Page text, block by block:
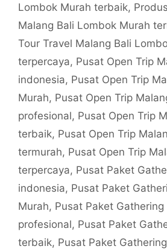
Lombok Murah terbaik,
Malang Bali Lombok Murah
Tour Travel Malang Bali
terpercaya, Pusat Open Trip
indonesia, Pusat Open Trip
Murah, Pusat Open Trip
profesional, Pusat Open Trip
terbaik, Pusat Open Trip
termurah, Pusat Open Trip
terpercaya, Pusat Paket
indonesia, Pusat Paket
Murah, Pusat Paket Gathering
profesional, Pusat Paket
terbaik, Pusat Paket